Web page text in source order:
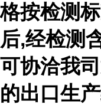
格按检测
后,经检测
可协洽我
的出口生